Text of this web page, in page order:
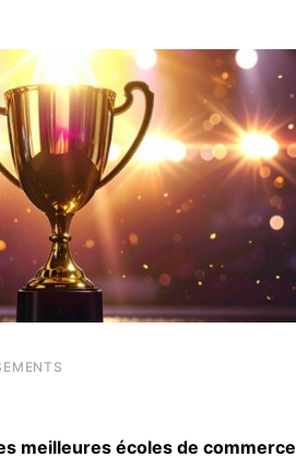
meilleures écoles de commerce